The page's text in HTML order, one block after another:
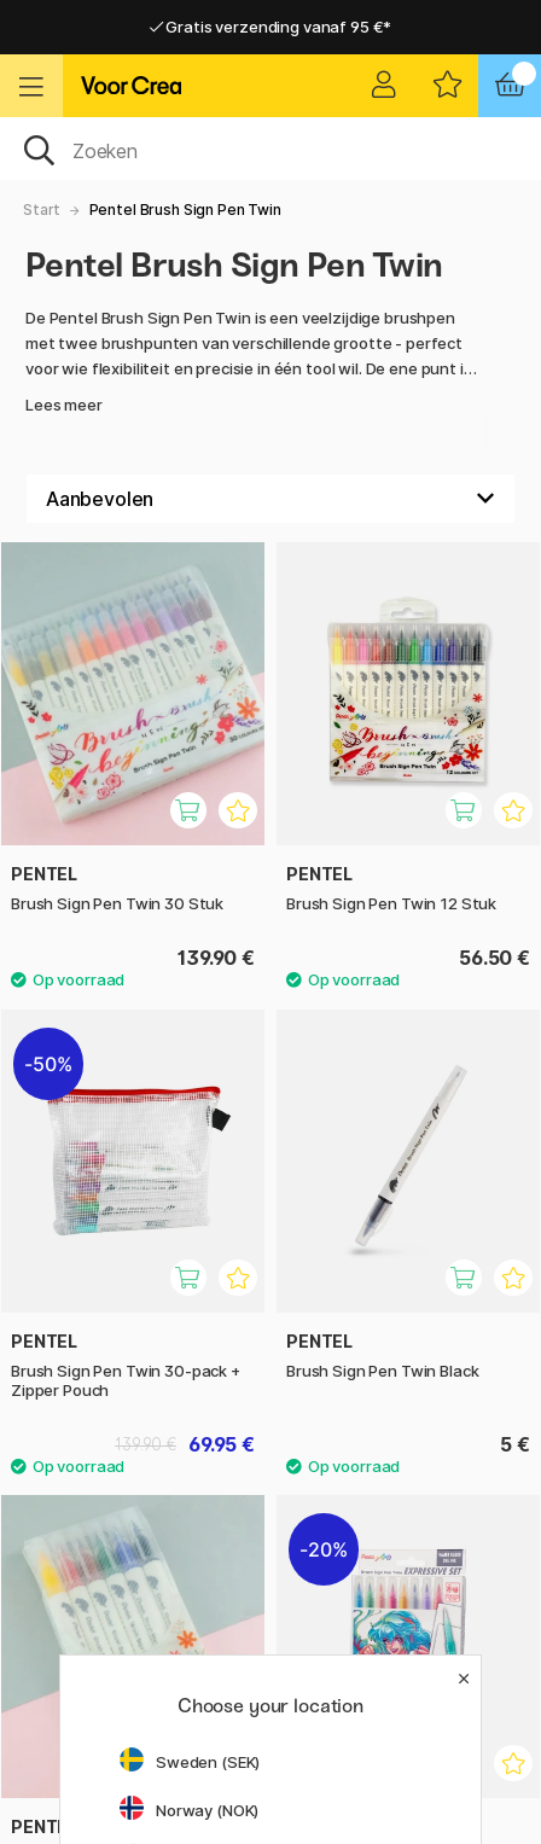
Gratis verzending vanaf 95 €*
Gratis verzending vanaf 95 €*
Start Pentel Brush Sign Pen Twin
Pentel Brush Sign Pen Twin
De Pentel Brush Sign Pen Twin is een veelzijdige brushpen
met twee brushpunten van verschillende grootte - perfect
voor wie flexibiliteit en precisie in één tool wil. De ene punt is
De kleur is op waterbasis en geeft vloeiende, heldere
bullet journaling en het ontwerpen van kaarten. De punten
zijn glad en gemakkelijk te controleren, waardoor het
potlood even nuttig is voor beginners als voor ervaren
ontwerpers.
Verkrijgbaar in een reeks prachtige kleuren - kies je
favorieten of combineer er meerdere voor opvallende
contrasten en kleurovergangen.
Lees meer
PENTEL
Brush Sign Pen Twin 30 Stuk
139.90 €
PENTEL
Brush Sign Pen Twin 12 Stuk
56.50 €
50%
PENTEL
Brush Sign Pen Twin 30-pack +
Zipper Pouch
69.95 €
139.90 €
PENTEL
Brush Sign Pen Twin Black
5 €
PENTEL
20%
Choose your location
Sweden (SEK)
Norway (NOK)